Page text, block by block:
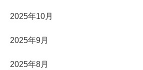
2025年10月
2025年9月
2025年8月